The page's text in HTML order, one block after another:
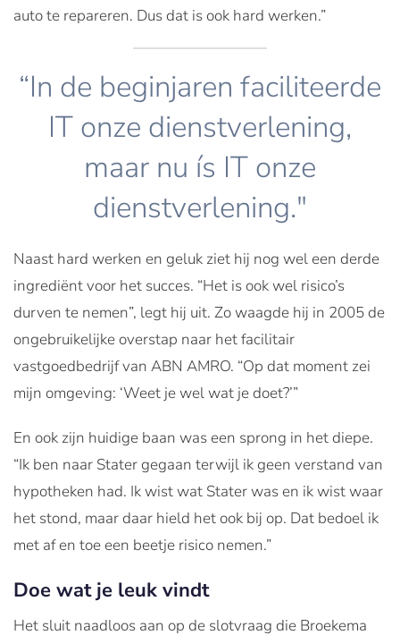
auto te repareren. Dus dat is ook hard werken.”
“In de beginjaren faciliteerde
IT onze dienstverlening,
maar nu ís IT onze
dienstverlening."
Naast hard werken en geluk ziet hij nog wel een derde
ingrediënt voor het succes. “Het is ook wel risico’s
durven te nemen”, legt hij uit. Zo waagde hij in 2005 de
ongebruikelijke overstap naar het facilitair
vastgoedbedrijf van ABN AMRO. “Op dat moment zei
mijn omgeving: ‘Weet je wel wat je doet?’”
En ook zijn huidige baan was een sprong in het diepe.
“Ik ben naar Stater gegaan terwijl ik geen verstand van
hypotheken had. Ik wist wat Stater was en ik wist waar
het stond, maar daar hield het ook bij op. Dat bedoel ik
met af en toe een beetje risico nemen.”
Doe wat je leuk vindt
Het sluit naadloos aan op de slotvraag die Broekema